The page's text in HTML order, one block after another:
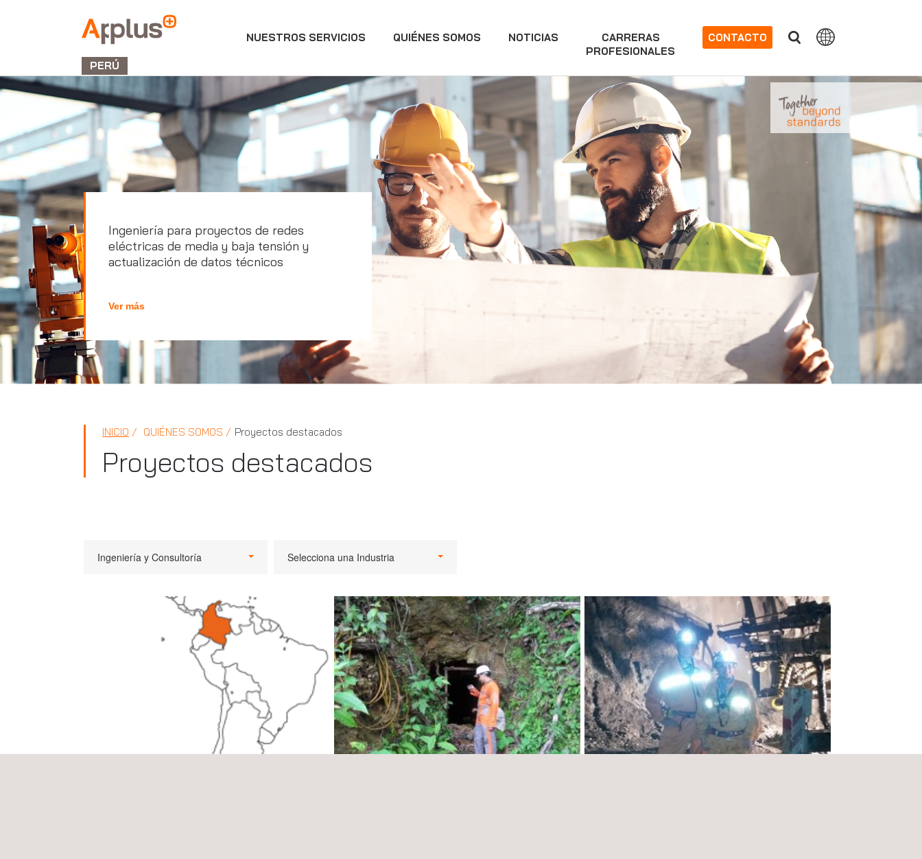
Applus+
GROUP
PERÚ
NUESTROS SERVICIOS QUIÉNES SOMOS NOTICIAS
CARRERAS
PROFESIONALES
CONTACTO
Ingeniería para proyectos de redes
eléctricas de media y baja tensión y
actualización de datos técnicos
Ver más
INICIO QUIÉNES SOMOS Proyectos destacados
Proyectos destacados
Ingeniería y Consultoría Selecciona una Industria